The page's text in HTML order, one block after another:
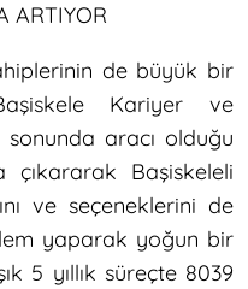
ARTIYOR
de büyük bir
Kariyer ve
sonunda aracı olduğu
çıkararak Başiskeleli
ve seçeneklerini de
yaparak yoğun bir
5 yıllık süreçte 8039